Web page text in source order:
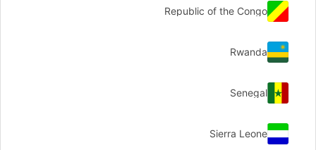
Republic of the Congo
Rwanda
Senegal
Sierra Leone